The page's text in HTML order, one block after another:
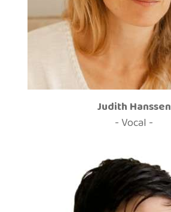
Judith Hanssen
- Vocal -